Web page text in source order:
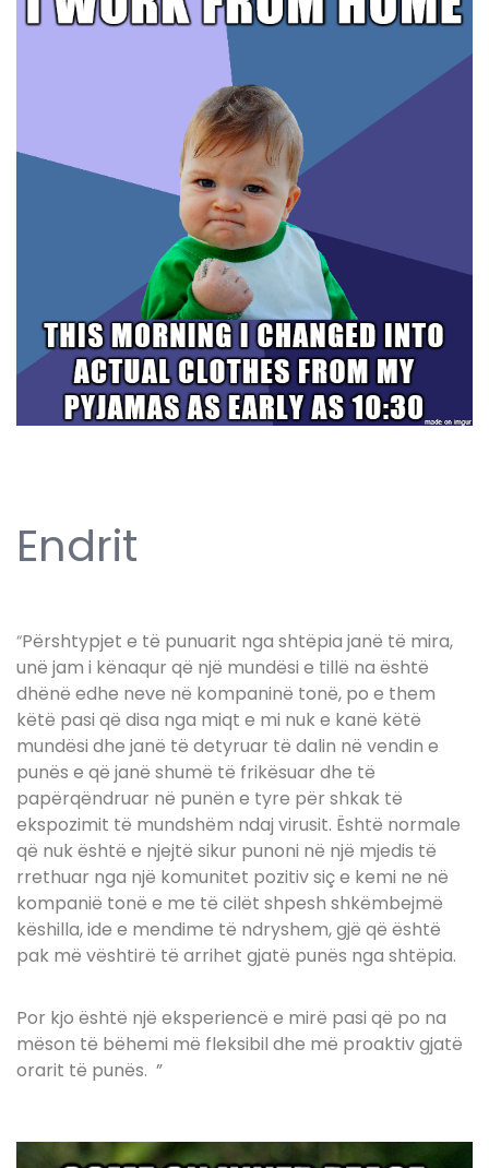
Endrit
“Përshtypjet e të punuarit nga shtëpia janë të mira,
unë jam i kënaqur që një mundësi e tillë na është
dhënë edhe neve në kompaninë tonë, po e them
këtë pasi që disa nga miqt e mi nuk e kanë këtë
mundësi dhe janë të detyruar të dalin në vendin e
punës e që janë shumë të frikësuar dhe të
papërqëndruar në punën e tyre për shkak të
ekspozimit të mundshëm ndaj virusit. Është normale
që nuk është e njejtë sikur punoni në një mjedis të
rrethuar nga një komunitet pozitiv siç e kemi ne në
kompanië tonë e me të cilët shpesh shkëmbejmë
këshilla, ide e mendime të ndryshem, gjë që është
pak më vështirë të arrihet gjatë punës nga shtëpia.
Por kjo është një eksperiencë e mirë pasi që po na
mëson të bëhemi më fleksibil dhe më proaktiv gjatë
orarit të punës. ”